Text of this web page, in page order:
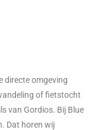
directe omgeving
of fietstocht
van Gordios. Bij Blue
Dat horen wij